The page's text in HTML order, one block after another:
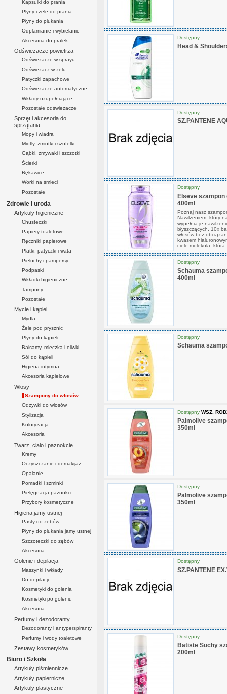
Kapsułki do prania
Płyny i żele do prania
Płyny do płukania
Odplamianie i wybielanie
Akcesoria do pralek
Odświeżacze powietrza
Odświeżacze w sprayu
Odświeżacz w żelu
Patyczki zapachowe
Odświeżacze automatyczne
Wkłady uzupełniające
Pozostałe odświeżacze
Sprzęt i akcesoria do
sprzątania
Mopy i wiadra
Miotły, zmiotki i szufelki
Gąbki, zmywaki i szczotki
Ścierki
Rękawice
Worki na śmieci
Pozostałe
Zdrowie i uroda
Artykuły higieniczne
Chusteczki
Papiery toaletowe
Ręczniki papierowe
Płatki, patyczki i wata
Pieluchy i pampersy
Podpaski
Wkładki higieniczne
Tampony
Pozostałe
Mycie i kąpiel
Mydła
Żele pod prysznic
Płyny do kąpieli
Balsamy, mleczka i oliwki
Sól do kąpieli
Higiena intymna
Akcesoria kąpielowe
Włosy
Szampony do włosów
Odżywki do włosów
Stylizacja
Koloryzacja
Akcesoria
Twarz, ciało i paznokcie
Kremy
Oczyszczanie i demakijaż
Opalanie
Pomadki i szminki
Pielęgnacja paznokci
Przybory kosmetyczne
Higiena jamy ustnej
Pasty do zębów
Płyny do płukania jamy ustnej
Szczoteczki do zębów
Akcesoria
Golenie i depilacja
Maszynki i wkłady
Do depilacji
Kosmetyki do golenia
Kosmetyki po goleniu
Akcesoria
Perfumy i dezodoranty
Dezodoranty i antyperspiranty
Perfumy i wody toaletowe
Zestawy kosmetyków
Biuro i Szkoła
Artykuły piśmiennicze
Artykuły papiernicze
Artykuły plastyczne
Dostępny
Head &
Dostępny
SZ.PANTENE
Dostępny
Elseve szampon
400ml
Poznaj nasz
Nawilżeniem, który
wypełnia je
błyszczących, 10x
włosów bez
kwasem
ciele molekuła,
Dostępny
Schauma
400ml
Dostępny
Schauma
Dostępny WSZ.
Palmolive
350ml
Dostępny
Palmolive
350ml
Dostępny
SZ.PANTENE
Dostępny
Batiste Suchy
200ml